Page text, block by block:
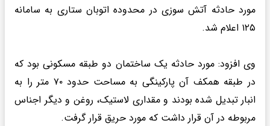
مورد حادثه آتش سوزی در محدوده اتوبان ستاری به سامانه
۱۲۵ اعلام شد.
وی افزود: مورد حادثه یک ساختمان دو طبقه مسکونی بود که
در طبقه همکف آن پارکینگی به مساحت حدود ۷۰ متر را به
انبار تبدیل شده بودند و مقداری لاستیک، روغن و دیگر اجناس
مربوطه در آن قرار داشت که مورد حریق قرار گرفت.